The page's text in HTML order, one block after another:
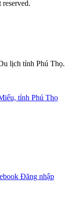
lịch tỉnh Phú Thọ.
tỉnh Phú Thọ
Đăng nhập